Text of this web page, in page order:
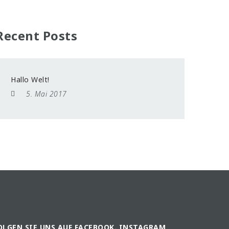
Posts
Hallo Welt!
5. Mai 2017